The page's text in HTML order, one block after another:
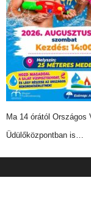
Ma 14 órától
Üdülőközpontban is…